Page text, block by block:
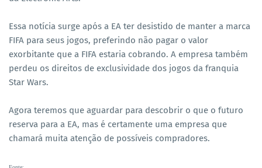
Essa notícia surge após a EA ter desistido de manter a marca
FIFA para seus jogos, preferindo não pagar o valor
exorbitante que a FIFA estaria cobrando. A empresa também
perdeu os direitos de exclusividade dos jogos da franquia
Star Wars.
Agora teremos que aguardar para descobrir o que o futuro
reserva para a EA, mas é certamente uma empresa que
chamará muita atenção de possíveis compradores.